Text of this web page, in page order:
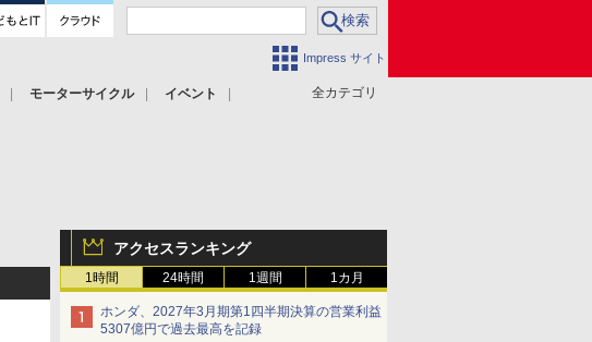
Impress サイト
全カテゴリ
モーターサイクル
イベント
アクセスランキング
1時間 24時間 1週間 1カ月
ホンダ、2027年3月期第1四半期決算の営業利益
5307億円で過去最高を記録